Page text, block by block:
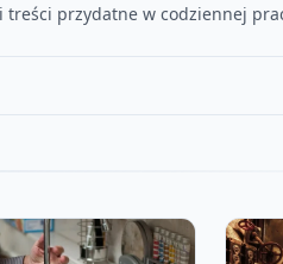
treści przydatne w codziennej